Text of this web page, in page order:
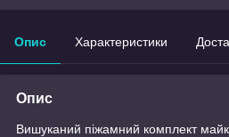
Опис Характеристики
Опис
Вишуканий піжамний комплект